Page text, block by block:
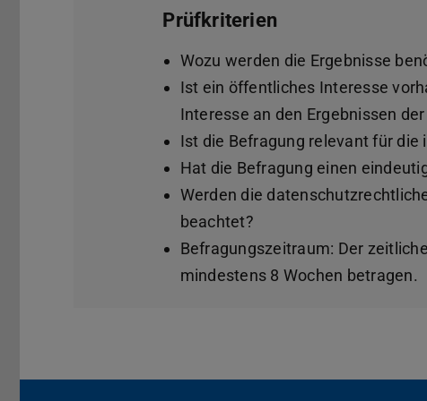
Prüfkriterien
Wozu werden die Ergebnisse
Ist ein öffentliches Interesse
Interesse an den Ergebnissen
Ist die Befragung relevant für die
Hat die Befragung einen
Werden die
beachtet?
Befragungszeitraum: Der
mindestens 8 Wochen betragen.